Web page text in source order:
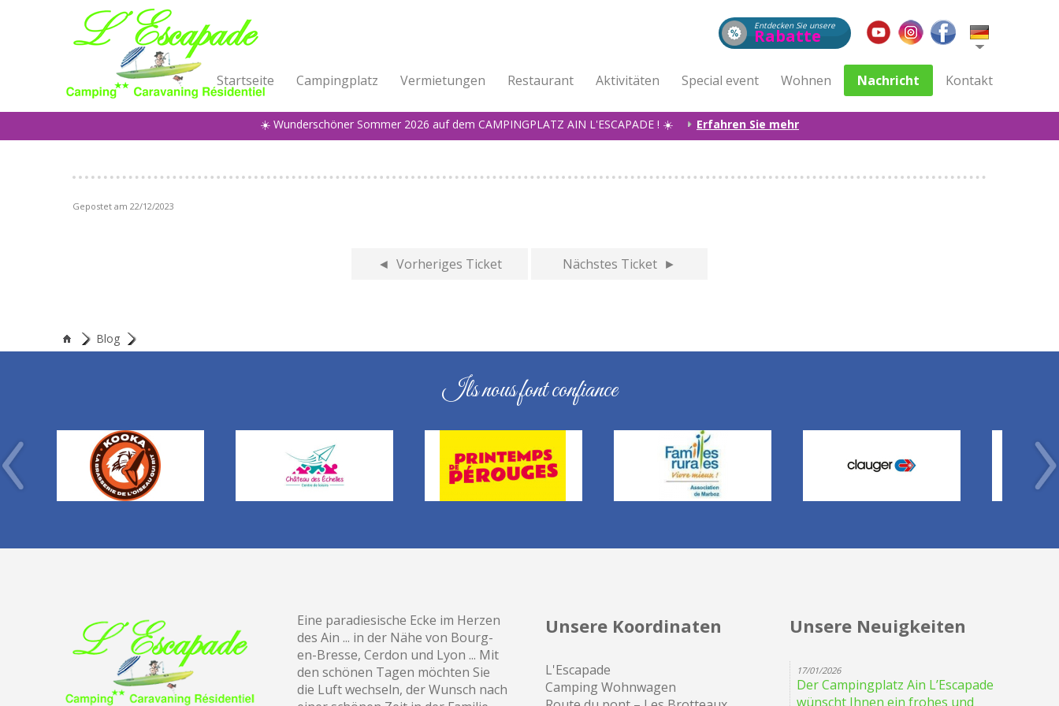
Entdecken Sie unsere
Rabatte
Startseite Campingplatz Vermietungen Restaurant Aktivitäten Special event Wohnen Nachricht Kontakt
☀️ Wunderschöner Sommer 2026 auf dem CAMPINGPLATZ AIN L'ESCAPADE ! ☀️ Erfahren Sie mehr
Gepostet am 22/12/2023
◄ Vorheriges Ticket Nächstes Ticket ►
Blog
Ils nous font confiance
Eine paradiesische Ecke im Herzen
des Ain ... in der Nähe von Bourg-
en-Bresse, Cerdon und Lyon ... Mit
den schönen Tagen möchten Sie
die Luft wechseln, der Wunsch nach
Unsere Koordinaten
L'Escapade
CampingWohnwagen
Unsere Neuigkeiten
17/01/2026
Der Campingplatz Ain L’Escapade
wünscht Ihnen ein frohes und